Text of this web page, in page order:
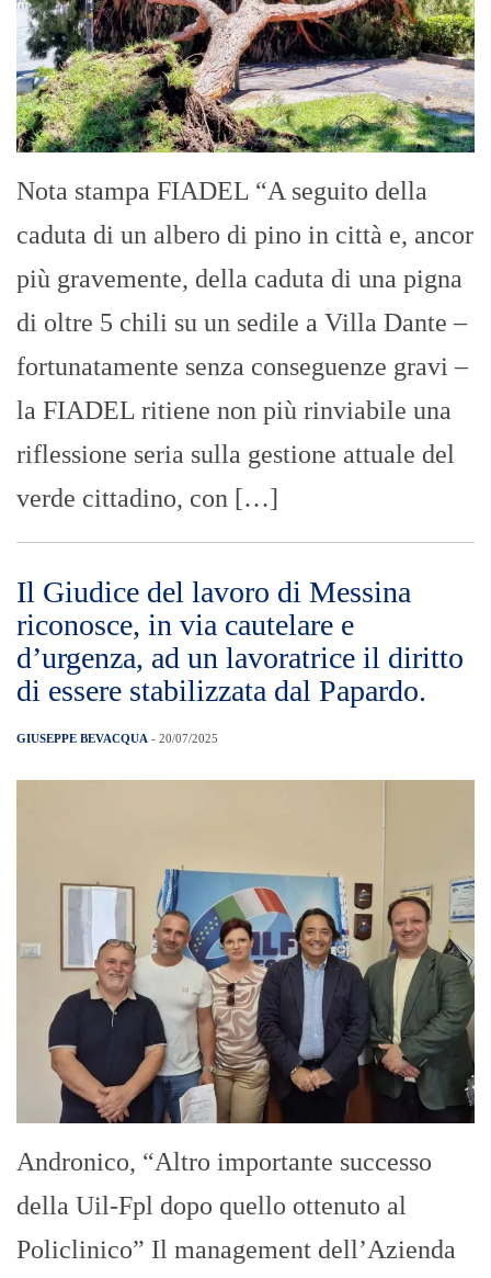
Nota stampa FIADEL “A seguito della
caduta di un albero di pino in città e, ancor
più gravemente, della caduta di una pigna
di oltre 5 chili su un sedile a Villa Dante –
fortunatamente senza conseguenze gravi –
la FIADEL ritiene non più rinviabile una
riflessione seria sulla gestione attuale del
verde cittadino, con […]
Il Giudice del lavoro di Messina
riconosce, in via cautelare e
d’urgenza, ad un lavoratrice il diritto
di essere stabilizzata dal Papardo.
GIUSEPPE BEVACQUA - 20/07/2025
Andronico, “Altro importante successo
della Uil-Fpl dopo quello ottenuto al
Policlinico” Il management dell’Azienda